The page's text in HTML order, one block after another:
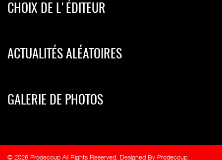
CHOIX DE L'ÉDITEUR
ACTUALITÉS ALÉATOIRES
GALERIE DE PHOTOS
© 2026 Prodecoup All Rights Reserved. Designed By Prodecoup.